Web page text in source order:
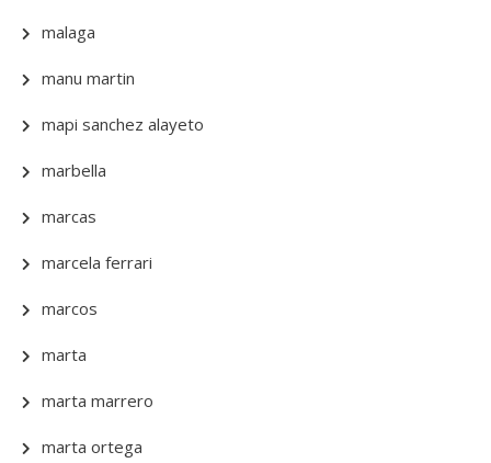
malaga
manu martin
mapi sanchez alayeto
marbella
marcas
marcela ferrari
marcos
marta
marta marrero
marta ortega